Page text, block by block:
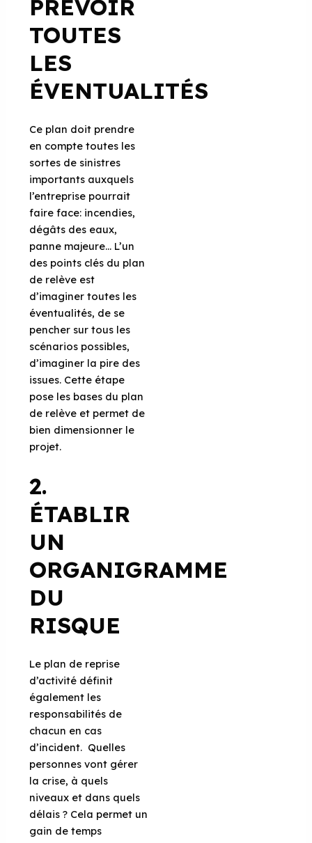
PRÉVOIR
TOUTES
LES
ÉVENTUALITÉS
Ce plan doit prendre
en compte toutes les
sortes de sinistres
importants auxquels
l’entreprise pourrait
faire face: incendies,
dégâts des eaux,
panne majeure... L’un
des points clés du plan
de relève est
d’imaginer toutes les
éventualités, de se
pencher sur tous les
scénarios possibles,
d’imaginer la pire des
issues. Cette étape
pose les bases du plan
de relève et permet de
bien dimensionner le
projet.
2.
ÉTABLIR
UN
ORGANIGRAMME
DU
RISQUE
Le plan de reprise
d’activité définit
également les
responsabilités de
chacun en cas
d’incident. Quelles
personnes vont gérer
la crise, à quels
niveaux et dans quels
délais ? Cela permet un
gain de temps